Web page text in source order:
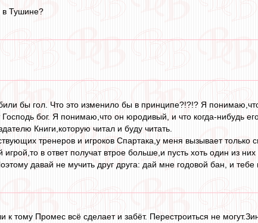
в Тушине?
бы гол. Что это изменило бы в принципе?!?!? Я понимаю,что
бог. Я понимаю,что он юродивый, и что когда-нибудь
Книги,которую читал и буду читать.
тренеров и игроков Спартака,у меня вызывает только
в ответ получат втрое больше,и пусть хоть один из
давай не мучить друг друга: дай мне годовой бан, и
к тому Промес всё сделает и забёт. Перестроиться не